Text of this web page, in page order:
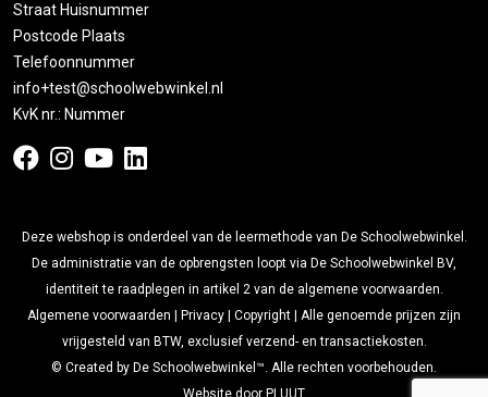
Straat Huisnummer
Postcode Plaats
Telefoonnummer
info+test@schoolwebwinkel.nl
KvK nr.: Nummer
Deze webshop is onderdeel van de leermethode van De Schoolwebwinkel.
De administratie van de opbrengsten loopt via De Schoolwebwinkel BV,
identiteit te raadplegen in artikel 2 van de algemene voorwaarden.
Algemene voorwaarden
Privacy Copyright | Alle genoemde prijzen zijn
vrijgesteld van BTW, exclusief verzend- en transactiekosten.
© Created by De Schoolwebwinkel™. Alle rechten voorbehouden.
Website door PLUUT